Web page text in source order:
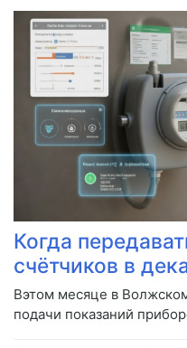
Когда
счётчиков в
Вэтом месяце в
подачи показаний